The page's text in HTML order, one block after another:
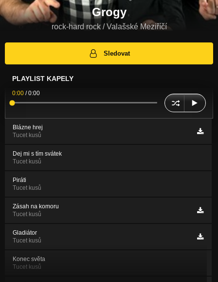
Grogy
rock-hard rock / Valašské Meziříčí
Sledovat
PLAYLIST KAPELY
0:00 /0:00
Blázne hrej
Tucet kusů
Dej mi s tím svátek
Tucet kusů
Piráti
Tucet kusů
Zásah na komoru
Tucet kusů
Gladiátor
Tucet kusů
Konec světa
Tucet kusů